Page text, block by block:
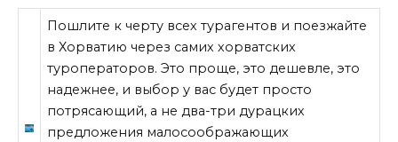
Пошлите к черту всех турагентов и поезжайте
в Хорватию через самих хорватских
туроператоров. Это проще, это дешевле, это
надежнее, и выбор у вас будет просто
потрясающий, а не два-три дурацких
предложения малосоображающих